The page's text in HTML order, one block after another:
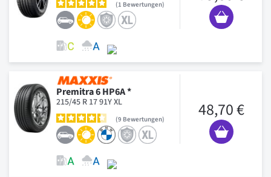
1 Bewertungen
Premitra 6 HP6A *
215/45 R 17 91Y XL
9 Bewertungen 48,70 €